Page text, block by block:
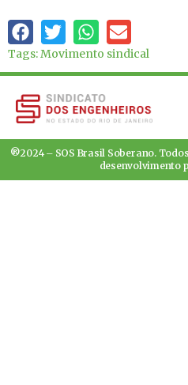
Tags:Movimento sindical
®2024 – SOS Brasil Soberano.
desenvolvimento